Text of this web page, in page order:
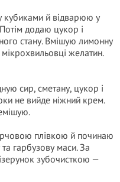
кубиками й відварюю у
Потім додаю цукор і
стану. Вмішую лимонну
желатин.
сир, сметану, цукор і
не вийде ніжний крем.
плівкою й починаю
гарбузову маси. За
зубочисткою —